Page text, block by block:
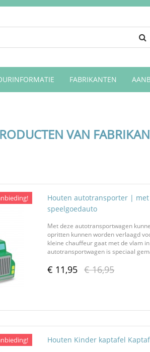
FABRIKANTEN
VAN
Houten autotransporter |
speelgoedauto
Met deze autotransportwagen
opritten kunnen worden verlaagd
kleine chauffeur gaat met de vlam
autotransportwagen is speciaal
€ 11,95 € 16,95
Houten Kinder kaptafel